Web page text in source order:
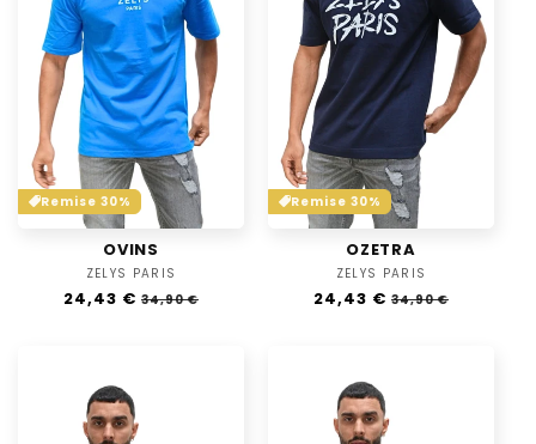
Remise 30%
OVINS
Vendor:
ZELYS PARIS
Regular
24,43 € Sale
34,90 €
Remise 30%
OZETRA
Vendor:
ZELYS PARIS
Regular
24,43 € Sale
34,90 €